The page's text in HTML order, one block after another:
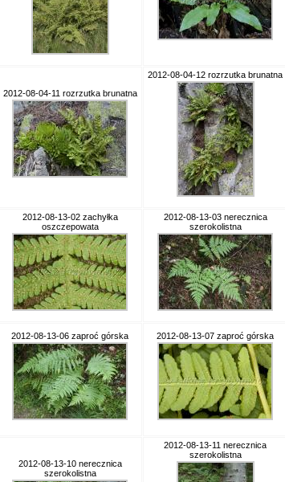
2012-08-04-11 rozrzutka brunatna
2012-08-04-12 rozrzutka brunatna
2012-08-13-02 zachyłka
oszczepowata
2012-08-13-03 nerecznica
szerokolistna
2012-08-13-06 zaproć górska 2012-08-13-07 zaproć górska
2012-08-13-10 nerecznica
szerokolistna
2012-08-13-11 nerecznica
szerokolistna